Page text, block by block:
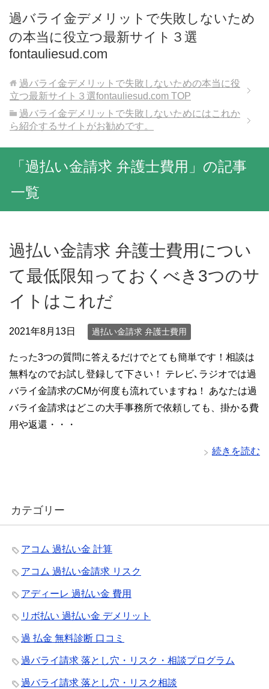
過バライ金デメリットで失敗しないため
の本当に役立つ最新サイト３選
fontauliesud.com
過バライ金デメリットで失敗しないための本当に役
立つ最新サイト３選fontauliesud.com TOP
過バライ金デメリットで失敗しないためにはこれか
ら紹介するサイトがお勧めです。
「過払い金請求 弁護士費用」の記事
一覧
過払い金請求 弁護士費用につい
て最低限知っておくべき3つのサ
イトはこれだ
2021年8月13日 過払い金請求 弁護士費用
たった3つの質問に答えるだけでとても簡単です！相談は
無料なのでお試し登録して下さい！ テレビ､ラジオでは過
バライ金請求のCMが何度も流れていますね！ あなたは過
バライ金請求はどこの大手事務所で依頼しても、掛かる費
用や返還・・・
続きを読む
カテゴリー
アコム 過払い金 計算
アコム 過払い金請求 リスク
アディーレ 過払い金 費用
リボ払い 過払い金 デメリット
過 払金 無料診断 口コミ
過バライ請求 落とし穴・リスク・相談プログラム
過バライ請求 落とし穴・リスク相談